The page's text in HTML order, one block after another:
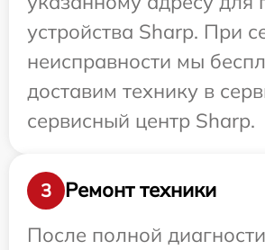
устройства Sharp. При
неисправности мы
доставим технику в
сервисный центр Sharp.
3
Ремонт техники
После полной